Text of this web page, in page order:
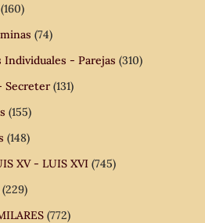
(160)
(74)
Individuales - Parejas (310)
Secreter (131)
(155)
(148)
XV - LUIS XVI (745)
(229)
(772)